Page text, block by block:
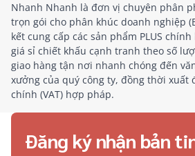
Nhanh Nhanh là đơn vị chuyên phân
trọn gói cho phân khúc doanh nghiệp
kết cung cấp các sản phẩm PLUS
giá sỉ chiết khấu cạnh tranh theo số
giao hàng tận nơi nhanh chóng đến
xưởng của quý công ty, đồng thời xuất
chính (VAT) hợp pháp.
Đăng ký nhận bản